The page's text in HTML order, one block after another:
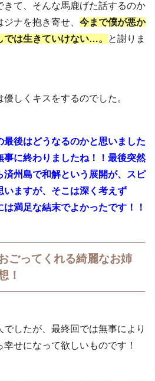
きて、そんな馬鹿げた話するのか
ナを抱き寄せ、 今まで僕が悪か
では生きていけない…。
と謝りま
しくキスをするのでした。
後はどうなるのかと思いました
事に終わりましたね！！最後突然
済州島で和解という展開が、スピ
いますが、そこは深く考えず
満足な結末でよかったです！！
ごってくれる綺麗なお姉
！
したが、最終回では無事により
せになって欲しいものです！